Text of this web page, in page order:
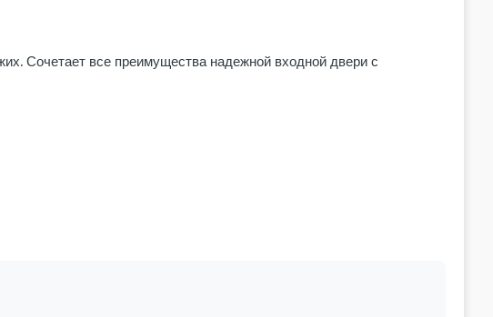
Сочетает все преимущества надежной входной двери с